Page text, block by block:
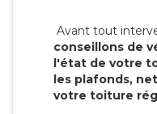
Avant tout
conseillons de
l'état de votre
les plafonds,
votre toiture